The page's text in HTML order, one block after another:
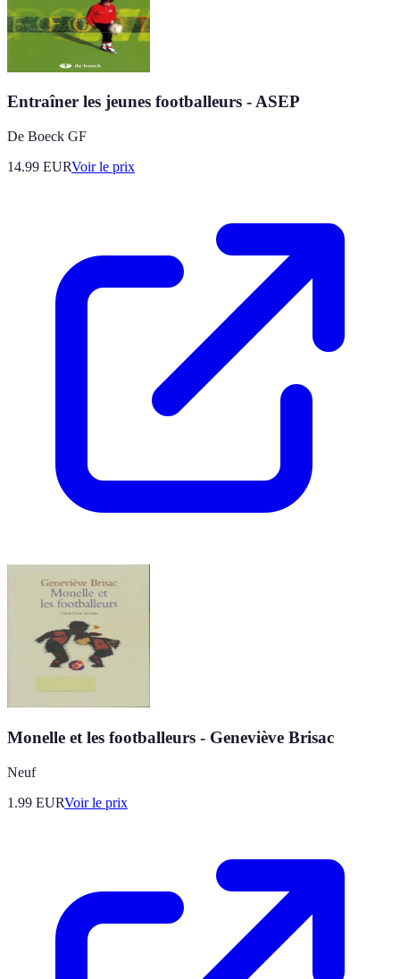
Entraîner les jeunes footballeurs - ASEP
De Boeck GF
14.99 EURVoir le prix
Monelle et les footballeurs - Geneviève Brisac
Neuf
1.99 EURVoir le prix